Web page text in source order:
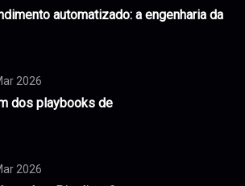
automatizado: a engenharia da
2026
dos playbooks de
2026